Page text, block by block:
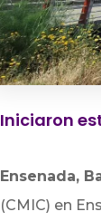
Iniciaron
Ensenada,
(CMIC) en